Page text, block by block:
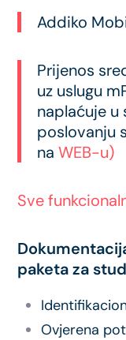
Addiko
Prijenos
uz uslugu
naplaćuje u
poslovanju
naWEB-u)
Sve
paketa za
Ovjerena